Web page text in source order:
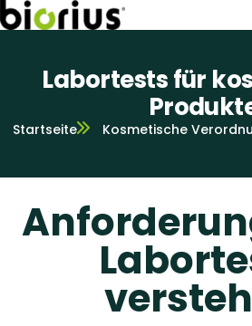
Labortests für
Startseite Kosmetische